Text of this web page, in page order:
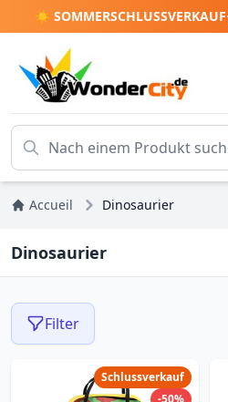
☀️ SOMMERSCHLUSSVERKAUF·
Accueil Dinosaurier
Dinosaurier
Filter
Schlussverkauf
-50%